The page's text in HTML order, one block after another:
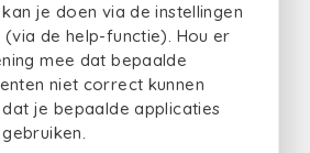
je doen via de instellingen
de help-functie). Hou er
mee dat bepaalde
niet correct kunnen
je bepaalde applicaties